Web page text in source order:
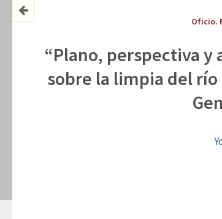
Oficio.
“Plano, perspectiva
sobre la limpia del río